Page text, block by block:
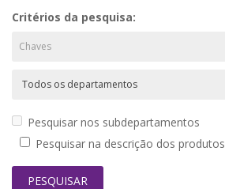
Critérios da pesquisa:
Pesquisar nos subdepartamentos
Pesquisar na descrição dos produtos